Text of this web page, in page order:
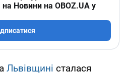
на Новини на OBOZ.UA у
Львівщині сталася